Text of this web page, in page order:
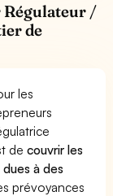
Régulateur /
de
les
decouvrir les
à des
prévoyances